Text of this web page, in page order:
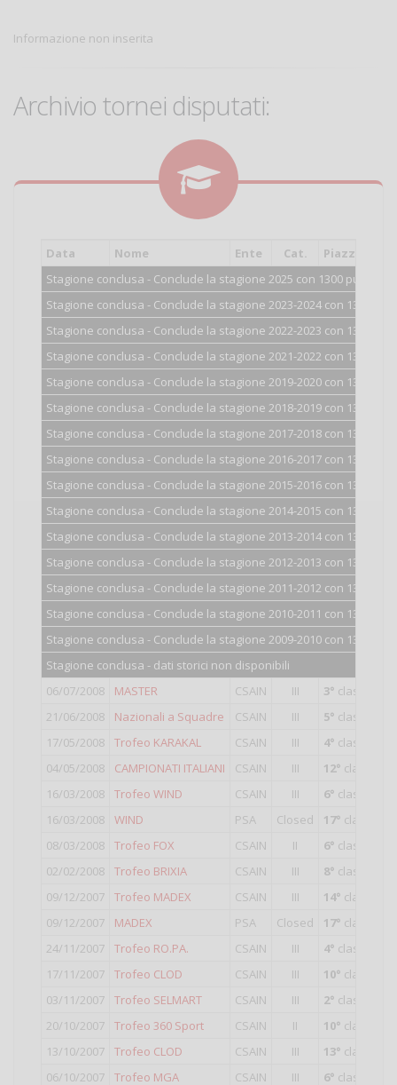
Informazione non inserita
Archivio tornei disputati:
Data Nome Ente Cat.
Stagione conclusa - Conclude la stagione 2025 con 1300 punti.
Stagione conclusa - Conclude la stagione 2023-2024 con 1300
Stagione conclusa - Conclude la stagione 2022-2023 con 1300
Stagione conclusa - Conclude la stagione 2021-2022 con 1300
Stagione conclusa - Conclude la stagione 2019-2020 con 1300
Stagione conclusa - Conclude la stagione 2018-2019 con 1300
Stagione conclusa - Conclude la stagione 2017-2018 con 1300
Stagione conclusa - Conclude la stagione 2016-2017 con 1300
Stagione conclusa - Conclude la stagione 2015-2016 con 1300
Stagione conclusa - Conclude la stagione 2014-2015 con 1300
Stagione conclusa - Conclude la stagione 2013-2014 con 1300
Stagione conclusa - Conclude la stagione 2012-2013 con 1300
Stagione conclusa - Conclude la stagione 2011-2012 con 1300
Stagione conclusa - Conclude la stagione 2010-2011 con 1300
Stagione conclusa - Conclude la stagione 2009-2010 con 1300
Stagione conclusa - dati storici non disponibili
06/07/2008
MASTER CSAIN III 3°
21/06/2008
Nazionali a Squadre CSAIN III 5°
17/05/2008
Trofeo KARAKAL CSAIN III 4°
04/05/2008
CAMPIONATI ITALIANI CSAIN III 12°
16/03/2008
Trofeo WIND CSAIN III 6°
16/03/2008
WIND PSA Closed 17°
08/03/2008
Trofeo FOX CSAIN II 6°
02/02/2008
Trofeo BRIXIA CSAIN III 8°
09/12/2007
Trofeo MADEX CSAIN III 14°
09/12/2007
MADEX PSA Closed 17°
24/11/2007
Trofeo RO.PA. CSAIN III 4°
17/11/2007
Trofeo CLOD CSAIN III 10°
03/11/2007
Trofeo SELMART CSAIN III 2°
20/10/2007
Trofeo 360 Sport CSAIN II 10°
13/10/2007
Trofeo CLOD CSAIN III 13°
06/10/2007
Trofeo MGA CSAIN III 6°